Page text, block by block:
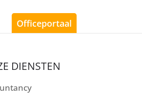
Officeportaal
DIENSTEN